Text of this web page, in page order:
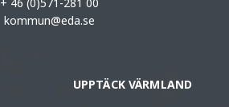
kommun@eda.se
UPPTÄCK VÄRMLAND